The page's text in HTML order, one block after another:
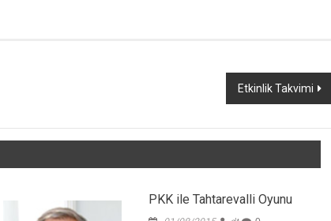
Etkinlik Takvimi
PKK ile Tahtarevalli Oyunu